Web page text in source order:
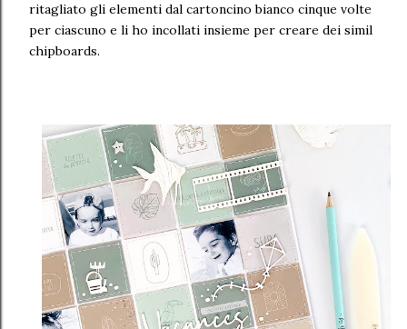
ritagliato gli elementi dal cartoncino bianco cinque volte
per ciascuno e li ho incollati insieme per creare dei simil
chipboards.